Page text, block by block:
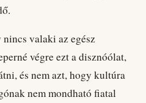
valaki az egész
végre ezt a disznóólat,
és nem azt, hogy kultúra
nem mondható fiatal